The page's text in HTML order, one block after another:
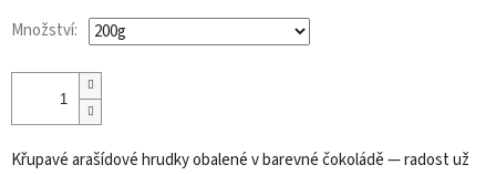
Množství:
Křupavé arašídové hrudky obalené v barevné čokoládě — radost už